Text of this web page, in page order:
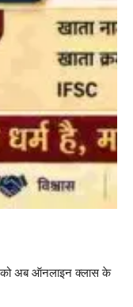
को अब ऑनलाइन क्लास के